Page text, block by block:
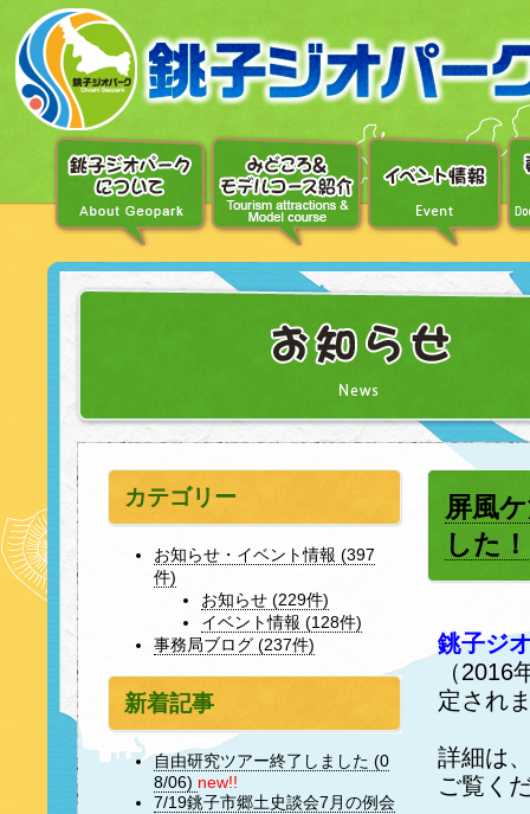
ュ
ー
屏風
した！
銚子ジ
（2016
定され
詳細は
ご覧く
カテゴリー
お知らせ・イベント情報 (397
件)
お知らせ (229件)
イベント情報 (128件)
事務局ブログ (237件)
新着記事
自由研究ツアー終了しました (0
8/06) new!!
7/19銚子市郷土史談会7月の例会